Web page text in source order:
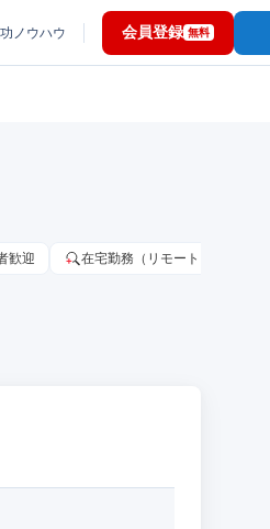
ノウハウ 会員登録 無料
歓迎 在宅勤務（リモートワーク）OK